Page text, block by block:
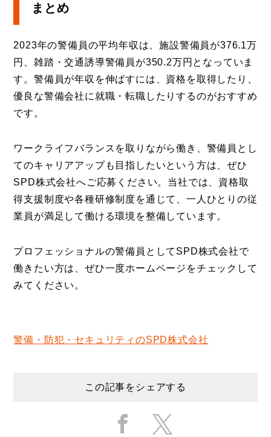
まとめ
2023年の警備員の平均年収は、施設警備員が376.1万
円、雑踏・交通誘導警備員が350.2万円となっていま
す。警備員が年収を伸ばすには、資格を取得したり、
優良な警備会社に就職・転職したりするのがおすすめ
です。
ワークライフバランスを取りながら働き、警備員とし
てのキャリアアップも目指したいという方は、ぜひ
SPD株式会社へご応募ください。当社では、資格取
得支援制度や各種研修制度を通じて、一人ひとりの従
業員が満足して働ける環境を整備しています。
プロフェッショナルの警備員としてSPD株式会社で
働きたい方は、ぜひ一度ホームページをチェックして
みてください。
警備・防犯・セキュリティのSPD株式会社
この記事をシェアする